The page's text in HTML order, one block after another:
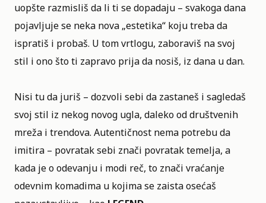
uopšte razmisliš da li ti se dopadaju – svakoga dana
pojavljuje se neka nova „estetika“ koju treba da
ispratiš i probaš. U tom vrtlogu, zaboraviš na svoj
stil i ono što ti zapravo prija da nosiš, iz dana u dan.
Nisi tu da juriš – dozvoli sebi da zastaneš i sagledaš
svoj stil iz nekog novog ugla, daleko od društvenih
mreža i trendova. Autentičnost nema potrebu da
imitira – povratak sebi znači povratak temelja, a
kada je o odevanju i modi reč, to znači vraćanje
odevnim komadima u kojima se zaista osećaš